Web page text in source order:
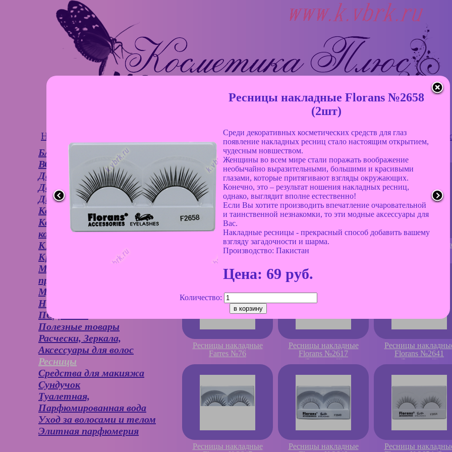
Ресницы накладные Florans №2658
(2шт)
Среди декоративных косметических средств для глаз
появление накладных ресниц стало настоящим открытием,
чудесным новшеством.
Женщины во всем мире стали поражать воображение
необычайно выразительными, большими и красивыми
глазами, которые притягивают взгляды окружающих.
Конечно, это – результат ношения накладных ресниц,
однако, выглядит вполне естественно!
Если Вы хотите производить впечатление очаровательной
и таинственной незнакомки, то эти модные аксессуары для
Вас.
Накладные ресницы - прекрасный способ добавить вашему
взгляду загадочности и шарма.
Производство: Пакистан
Цена: 69 руб.
Количество:
Новости Оплата и доставка Обратная связь Отзывы
БАНЯ
ВСЕ ДЛЯ ДОМА
Декоративная Косметика
Детские товары
Дизайн для ногтей
Колготки, носочки
Косметички, сумочки,
кошельки
КРАСКА ДЛЯ ВОЛОС
Крема для лица и глаз
Маникюрные
принадлежности
Мужская косметика
НОВИНКИ
ПОДАРКИ
Полезные товары
Расчески, Зеркала,
Аксессуары для волос
Ресницы
Средства для макияжа
Сундучок
Туалетная,
Парфюмированная вода
Уход за волосами и телом
Элитная парфюмерия
Ресницы накладные
Farres №38
Ресницы накладные
Farres №46
Ресницы
Ресницы накладные
Farres №76
Ресницы накладные
Florans №2617
(2шт+клей)
Ресницы
Florans №2641
(2шт+клей)
Ресницы накладные
Ресницы накладные
Ресницы